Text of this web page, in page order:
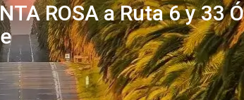
ROSA a Ruta 6 y 33